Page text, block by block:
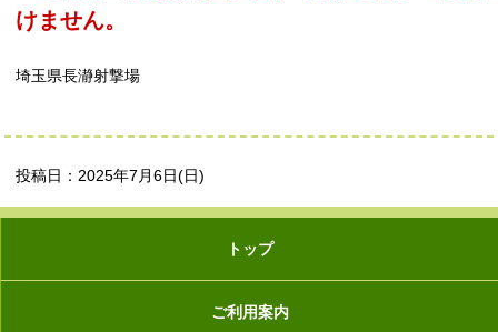
けません。
埼玉県長瀞射撃場
投稿日：2025年7月6日(日)
トップ
ご利用案内